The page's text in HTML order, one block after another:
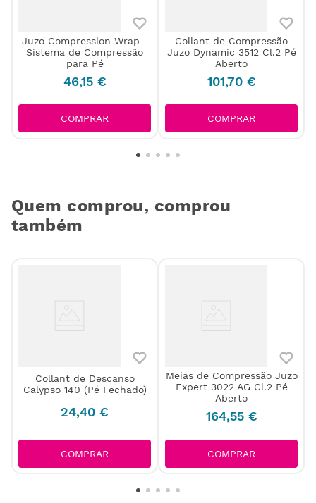
Juzo Compression Wrap -
Sistema de Compressão
para Pé
46,15 €
COMPRAR
Collant de Compressão
Juzo Dynamic 3512 Cl.2 Pé
Aberto
101,70 €
COMPRAR
Quem comprou, comprou
também
Collant de Descanso
Calypso 140 (Pé Fechado)
24,40 €
COMPRAR
Meias de Compressão Juzo
Expert 3022 AG Cl.2 Pé
Aberto
164,55 €
COMPRAR